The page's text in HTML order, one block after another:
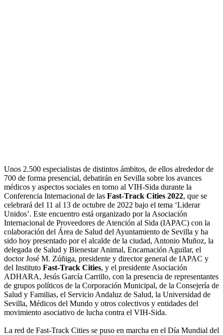
Unos 2.500 especialistas de distintos ámbitos, de ellos alrededor de
700 de forma presencial, debatirán en Sevilla sobre los avances
médicos y aspectos sociales en torno al VIH-Sida durante la
Conferencia Internacional de las Fast-Track Cities 2022, que se
celebrará del 11 al 13 de octubre de 2022 bajo el tema ‘Liderar
Unidos’. Este encuentro está organizado por la Asociación
Internacional de Proveedores de Atención al Sida (IAPAC) con la
colaboración del Área de Salud del Ayuntamiento de Sevilla y ha
sido hoy presentado por el alcalde de la ciudad, Antonio Muñoz, la
delegada de Salud y Bienestar Animal, Encarnación Aguilar, el
doctor José M. Zúñiga, presidente y director general de IAPAC y
del Instituto Fast-Track Cities, y el presidente Asociación
ADHARA, Jesús García Carrillo, con la presencia de representantes
de grupos políticos de la Corporación Municipal, de la Consejería de
Salud y Familias, el Servicio Andaluz de Salud, la Universidad de
Sevilla, Médicos del Mundo y otros colectivos y entidades del
movimiento asociativo de lucha contra el VIH-Sida.
La red de Fast-Track Cities se puso en marcha en el Día Mundial del